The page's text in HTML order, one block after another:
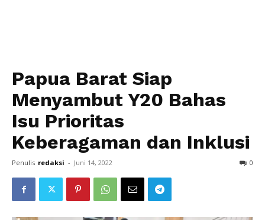
Papua Barat Siap
Menyambut Y20 Bahas
Isu Prioritas
Keberagaman dan Inklusi
Penulis redaksi - Juni 14, 2022 0